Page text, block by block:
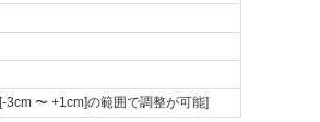
3cm 〜 +1cm]の範囲で調整が可能]